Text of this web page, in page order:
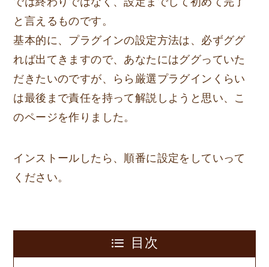
と言えるものです。
基本的に、プラグインの設定方法は、必ずググ
れば出てきますので、あなたにはググっていた
だきたいのですが、らら厳選プラグインくらい
は最後まで責任を持って解説しようと思い、こ
のページを作りました。
インストールしたら、順番に設定をしていって
ください。
目次